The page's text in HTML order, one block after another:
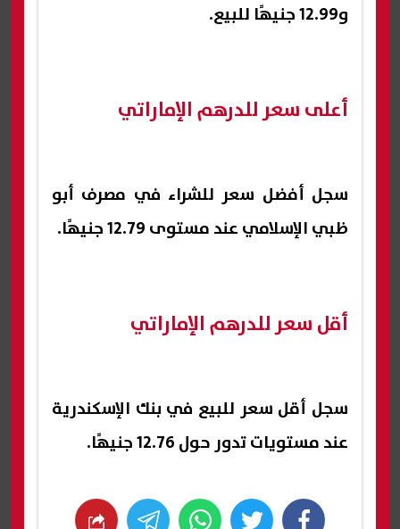
و12.99 جنيهًا للبيع.
أعلى سعر للدرهم الإماراتي
سجل أفضل سعر للشراء في مصرف أبو
ظبي الإسلامي عند مستوى 12.79 جنيهًا.
أقل سعر للدرهم الإماراتي
سجل أقل سعر للبيع في بنك الإسكندرية
عند مستويات تدور حول 12.76 جنيهًا.